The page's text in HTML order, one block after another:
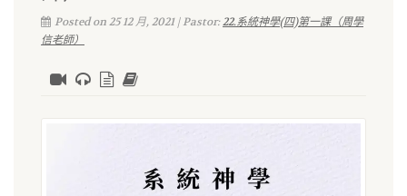
Posted on 25 12 月, 2021 | Pastor:22.系統神學(四)第一課（周學
信老師）